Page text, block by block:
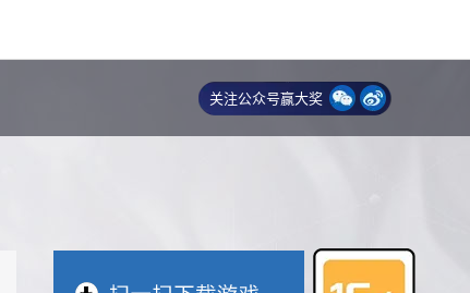
关注公众号赢大奖